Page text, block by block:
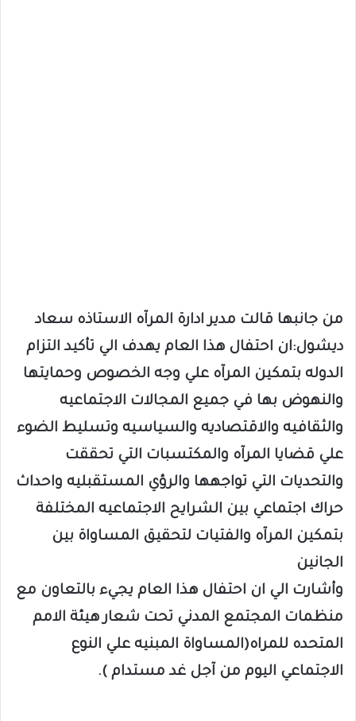
من جانبها قالت مدير ادارة المرآه الاستاذه سعاد
ديشول:ان احتفال هذا العام يهدف الي تأكيد التزام
الدوله بتمكين المرآه علي وجه الخصوص وحمايتها
والنهوض بها في جميع المجالات الاجتماعيه
والثقافيه والاقتصاديه والسياسيه وتسليط الضوء
علي قضايا المرآه والمكتسبات التي تحققت
والتحديات التي تواجهها والرؤي المستقبليه واحداث
حراك اجتماعي بين الشرايح الاجتماعيه المختلفة
بتمكين المرآه والفتيات لتحقيق المساواة بين
الجانين
وأشارت الي ان احتفال هذا العام يجيء بالتعاون مع
منظمات المجتمع المدني تحت شعار هيئة الامم
المتحده للمراه(المساواة المبنيه علي النوع
الاجتماعي اليوم من آجل غد مستدام ).